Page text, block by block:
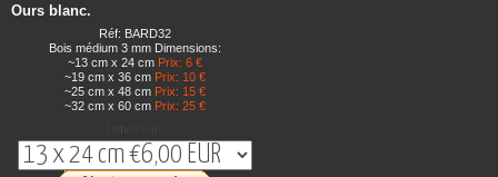
Ours blanc.
Réf: BARD32
Bois médium 3 mm Dimensions:
~13 cm x 24 cmPrix: 6 €
~19 cm x 36 cm Prix: 10 €
~25 cm x 48 cm Prix: 15 €
~32 cm x 60 cm Prix: 25 €
Dimensions